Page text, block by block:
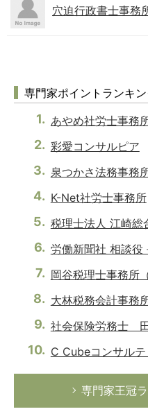
穴迫行政書士事務
専門家ポイントランキ
あやめ社労士事務
彩愛コンサルピア
泉つかさ法務事務
K-Net社労士事務所
税理士法人 江崎総
労働新聞社 相談役
岡谷税理士事務所
大林税務会計事務
社会保険労務士
C Cubeコンサル
専門家王冠